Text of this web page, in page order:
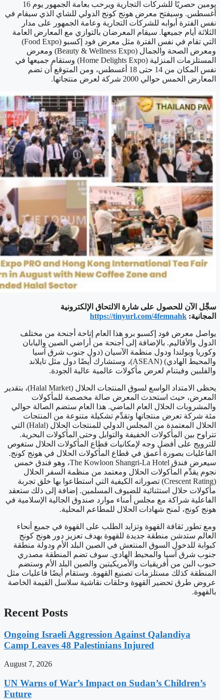
يومين حصريًا للشركات التجارية ويرحب بعامة الجمهور يوم 16
أغسطس. وسيفتح معرض هونج كونج الدولي للشاي الذي سيقام في
نفس الفترة أبوابه للشركات التجارية وعامة الجمهور على مدار
الثلاثة أيام جميعها. سيقام المعرضان بالتوازي مع المعارض العامة
التي تقام في نفس الفترة مثل معرض فود إكسبو (Food Expo)
ومعرض الصحة والجمال (Beauty & Wellness Expo) ومعرض
المستلزمات المنزلية (Home Delights Expo) وستقام جميعها في
نفس المكان من 14 حتى 18 أغسطس، ومن المتوقع أن تضم
المعارض الخمس حوالي 2000 شركة لعرض منتجاتها.
سجِّل الآن للحصول على شارة الالتحاق الإلكترونية
المجانية: https://tinyurl.com/4femnahk
يواصل معرض فود إكسبو برو هذا العام إتاحة أجنحة من مختلف
الدول والأقاليم. بالإضافة إلى أجنحة من أراضي الصين واليابان
وكوريا وبولندا ودول منظمة الآسيان (دول جنوب شرق آسيا
والمحيط الهادي) (ASEAN)، وستشارك أيضًا دول مثل تايلاند
والفلبين وفيتنام لعرض مأكولات عالمية عالية الجودة.
يحظى الامتداد الواسع لسوق المنتجات الحلال (Halal Market)، بتقدير
المعرض، حيث استحدث المعرض صالة مخصصة للمأكولات
والمشروبات الحلال العام الماضي. هذا العام ستضم الصالة حوالي
مئة شركة تعرض منتجاتها وتقدِّم تشكيلة متنوعة من المنتجات
الحلال المعتمدة من المجلس الدولي للمنتجات الحلال (Halal) التي
تتراوح بين المأكولات الخفيفة والتوابل وحتى المأكولات البحرية.
للترويج على أفضل وجه لإمكانيات قطاع المأكولات الحلال ستغوص
الفاعليات بصورة أعمق في قطاع المأكولات الحلال في هونج كونج.
سيعرض فندق The Kowloon Shangri-La Hotel، وهو فندق خمس
نجوم يقدِّم المأكولات الحلال ومعتمد من منظمة السفر الحلال
(Crescent Rating) تصوراته الكيفية التي استطاعوا بها خلق تجربة
مأكولات حلال استثنائية للضيوف المسلمين. إضافة إلى ذلك ستعقد
الفاعلية شراكة مع مجلس أمناء موارد صندوق الجالية الإسلامية في
هونج كونج، لمنح شهادات الحلال للمطاعم المحلية.
ومع تطور ثقافة القهوة وتزايد الطلب على القهوة في جميع أنحاء
العالم ستدشن منطقة جديدة للقهوة بهدف تعزيز دور هونج كونج
كبوابة للدخول السوق المنتعش في الصين البلد الأم ودولة منطقة
جنوب شرق آسيا والمحيط الهادي. سوف تضم المنطقة مصدري
حبوب البن من أفريقيات والأمريكيتين والصين البلد الأم وستضم
المنطقة كذلك مستلزمات تصنيع القهوة. وستقام أيضًا فاعليات مثل
عروض طرق تحضير القهوة وحلقات نقاشية سلاسل القيمة الخاصة
بالقهوة.
Recent Posts
Ongoing Israeli Aggression Against Qalandiya
Camp Leaves 48 Palestinians Injured
August 7, 2026
UN Warns of War’s Impact on Sudan’s Children’s
Future